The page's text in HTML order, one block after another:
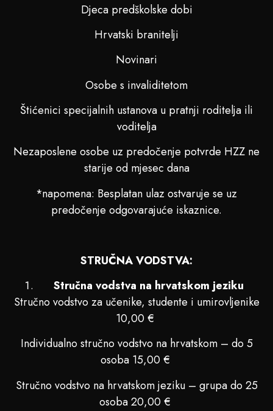
Djeca predškolske dobi
Hrvatski branitelji
Novinari
Osobe s invaliditetom
Štićenici specijalnih ustanova u pratnji roditelja ili
voditelja
Nezaposlene osobe uz predočenje potvrde HZZ ne
starije od mjesec dana
*napomena: Besplatan ulaz ostvaruje se uz
predočenje odgovarajuće iskaznice.
STRUČNA VODSTVA:
Stručna vodstva na hrvatskom jeziku
Stručno vodstvo za učenike, studente i umirovljenike
10,00 €
Individualno stručno vodstvo na hrvatskom – do 5
osoba 15,00 €
Stručno vodstvo na hrvatskom jeziku – grupa do 25
osoba 20,00 €